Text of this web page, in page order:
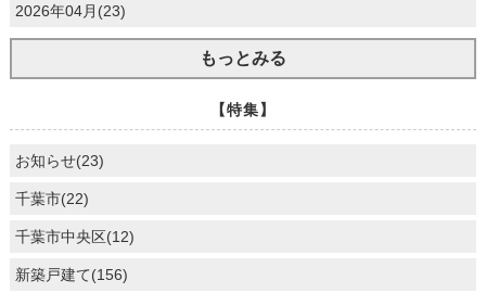
2026年04月(23)
もっとみる
【特集】
お知らせ(23)
千葉市(22)
千葉市中央区(12)
新築戸建て(156)